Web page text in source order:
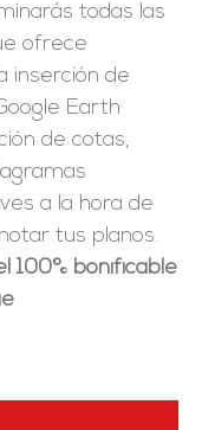
todas las
ofrece
inserción de
Earth
de cotas,
a la hora de
tus planos.
100% bonificable